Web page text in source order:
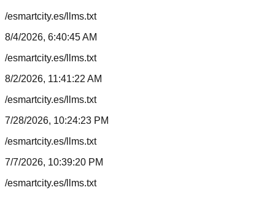
/esmartcity.es/llms.txt
8/4/2026, 6:40:45 AM
/esmartcity.es/llms.txt
8/2/2026, 11:41:22 AM
/esmartcity.es/llms.txt
7/28/2026, 10:24:23 PM
/esmartcity.es/llms.txt
7/7/2026, 10:39:20 PM
/esmartcity.es/llms.txt